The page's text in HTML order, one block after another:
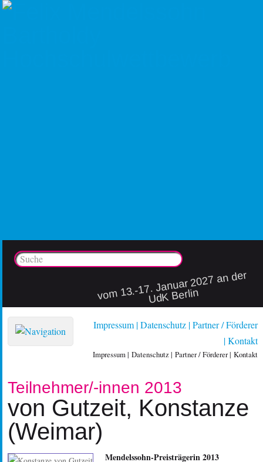
vo
m 13.-17. Januar 2027 an der
UdK Berlin
Impressum Datenschutz Partner / Förderer
Kontakt
Impressum Datenschutz Partner / Förderer Kontakt
Teilnehmer/-innen 2013
von Gutzeit, Konstanze
(Weimar)
Mendelssohn-Preisträgerin 2013